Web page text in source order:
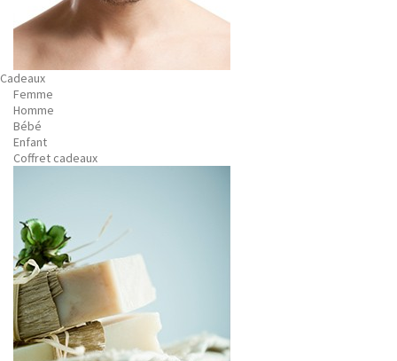
Cadeaux
Femme
Homme
Bébé
Enfant
Coffret cadeaux